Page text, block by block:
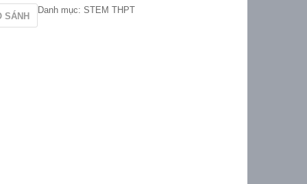
SÁNH
Danh mục:STEM THPT